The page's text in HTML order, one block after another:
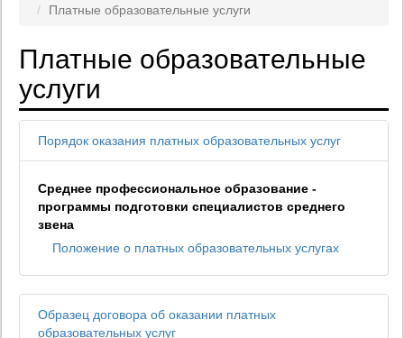
Платные образовательные услуги
Платные образовательные
услуги
Порядок оказания платных образовательных услуг
Среднее профессиональное образование -
программы подготовки специалистов среднего
звена
Положение о платных образовательных услугах
Образец договора об оказании платных
образовательных услуг